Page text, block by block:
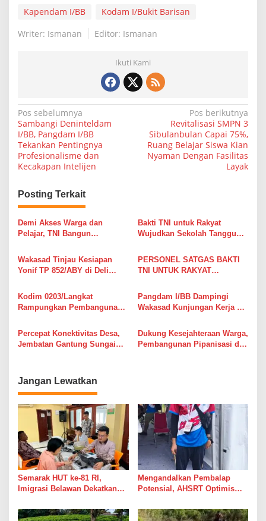
Kapendam I/BB
Kodam I/Bukit Barisan
Writer: Ismanan
Editor: Ismanan
Ikuti Kami
N
a
v
i
a
s
i
o
Pos sebelumnya
Sambangi Deninteldam
I/BB, Pangdam I/BB
Tekankan Pentingnya
Profesionalisme dan
Kecakapan Intelijen
Pos berikutnya
Revitalisasi SMPN 3
Sibulanbulan Capai 75%,
Ruang Belajar Siswa Kian
Nyaman Dengan Fasilitas
Layak
Posting Terkait
Demi Akses Warga dan
Pelajar, TNI Bangun
Sihare’o III Hilibadalu
Bakti TNI untuk Rakyat
Wujudkan Sekolah Tangguh
Banjir
Wakasad Tinjau Kesiapan
Yonif TP 852/ABY di Deli
PERSONEL SATGAS BAKTI
TNI UNTUK RAKYAT
REHABILITASI MASJID AL-
MUKHLIS DI LAHUSA
Kodim 0203/Langkat
Rampungkan Pembangunan
Penghubung
Antarlingkungan di Kelurahan
Pangdam I/BB Dampingi
Wakasad Kunjungan Kerja ke
Bhakti
Percepat Konektivitas Desa,
Jembatan Gantung Sungai
Dukung Kesejahteraan Warga,
Pembangunan Pipanisasi di
Jangan Lewatkan
Semarak HUT ke-81 RI,
Imigrasi Belawan Dekatkan
Pasporia dan Eazy Paspor
Mengandalkan Pembalap
Potensial, AHSRT Optimis
Rally 2026 Putaran 4 di